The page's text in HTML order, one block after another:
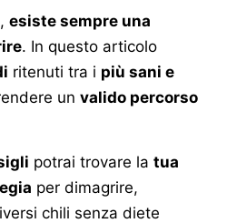
esiste sempre una
. In questo articolo
ritenuti tra i più sani e
un valido percorso
potrai trovare la tua
per dimagrire,
chili senza diete